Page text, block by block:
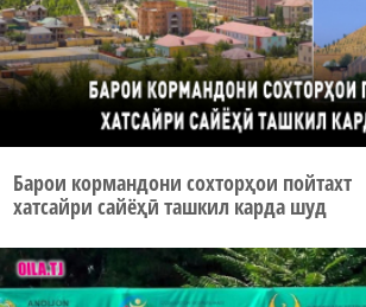
Барои кормандони сохторҳои пойтахт
хатсайри сайёҳӣ ташкил карда шуд